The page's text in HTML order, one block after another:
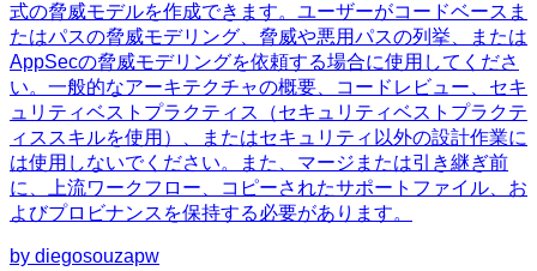
式の脅威モデルを作成できます。ユーザーがコードベースま
たはパスの脅威モデリング、脅威や悪用パスの列挙、または
AppSecの脅威モデリングを依頼する場合に使用してくださ
い。一般的なアーキテクチャの概要、コードレビュー、セキ
ュリティベストプラクティス（セキュリティベストプラクテ
ィススキルを使用）、またはセキュリティ以外の設計作業に
は使用しないでください。また、マージまたは引き継ぎ前
に、上流ワークフロー、コピーされたサポートファイル、お
よびプロビナンスを保持する必要があります。
by diegosouzapw